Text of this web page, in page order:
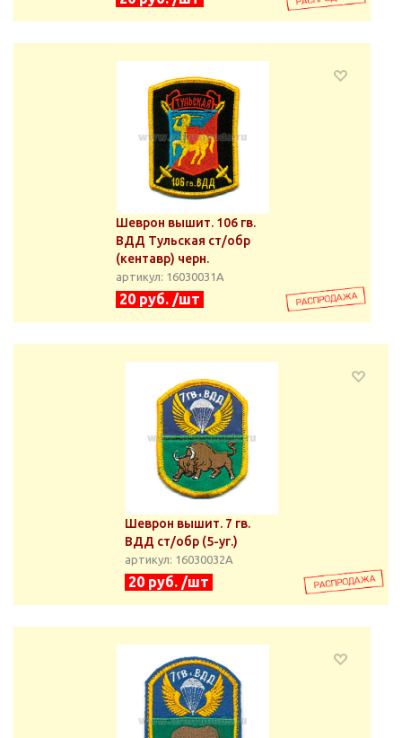
Шеврон вышит. 106 гв.
ВДД Тульская ст/обр
(кентавр) черн.
артикул: 16030031А
20 руб. /шт
Шеврон вышит. 7 гв.
ВДД ст/обр (5-уг.)
артикул: 16030032А
20 руб. /шт